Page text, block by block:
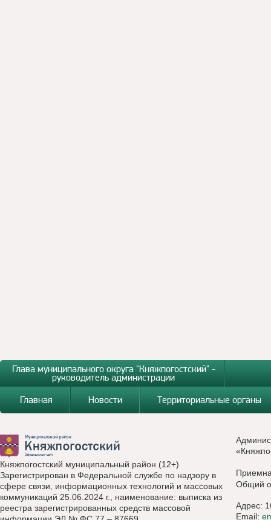
Глава муниципального округа "Княжпогостский" -
руководитель администрации
Главная
Новости Территориальные органы
Княжпогостский муниципальный район (12+)
Зарегистрирован в Федеральной службе по надзору в
сфере связи, информационных технологий и массовых
коммуникаций 25.06.2024 г., наименование: выписка из
реестра зарегистрированных средств массовой
Общий
Адрес:
Email: